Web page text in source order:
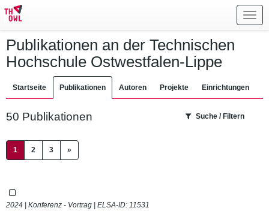
Publikationen an der Technischen
Hochschule Ostwestfalen-Lippe
Startseite Publikationen Autoren Projekte Einrichtungen
50 Publikationen Suche / Filtern
1 (current)
2 3 »
2024 | Konferenz - Vortrag | ELSA-ID: 11531